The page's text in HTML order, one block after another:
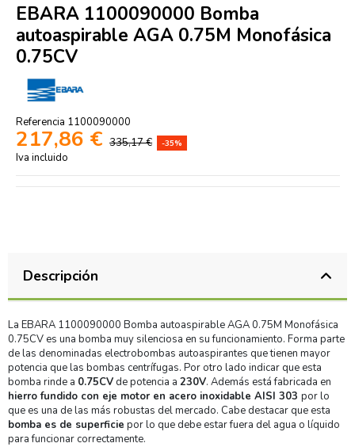
EBARA 1100090000 Bomba
autoaspirable AGA 0.75M Monofásica
0.75CV
Referencia 1100090000
217,86 € 335,17 € -35%
Iva incluido
Descripción
La EBARA 1100090000 Bomba autoaspirable AGA 0.75M Monofásica
0.75CV es una bomba muy silenciosa en su funcionamiento. Forma parte
de las denominadas electrobombas autoaspirantes que tienen mayor
potencia que las bombas centrífugas. Por otro lado indicar que esta
bomba rinde a 0.75CVde potencia a 230V. Además está fabricada en
hierro fundido con eje motor en acero inoxidable AISI 303 por lo
que es una de las más robustas del mercado. Cabe destacar que esta
bomba es de superficie por lo que debe estar fuera del agua o líquido
para funcionar correctamente.